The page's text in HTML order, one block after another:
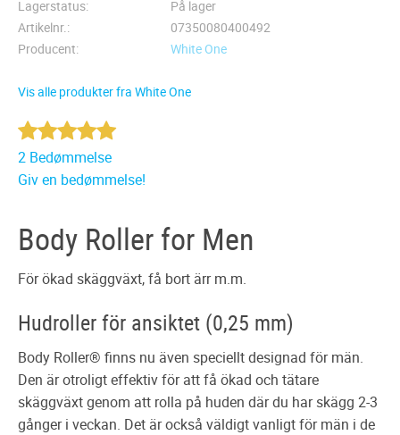
Lagerstatus
På lager
Artikelnr.
07350080400492
Producent
White One
Vis alle produkter fra White One
2 Bedømmelse
Giv en bedømmelse!
Body Roller for Men
För ökad skäggväxt, få bort ärr m.m.
Hudroller för ansiktet (0,25 mm)
Body Roller® finns nu även speciellt designad för män.
Den är otroligt effektiv för att få ökad och tätare
skäggväxt genom att rolla på huden där du har skägg 2-3
gånger i veckan. Det är också väldigt vanligt för män i de